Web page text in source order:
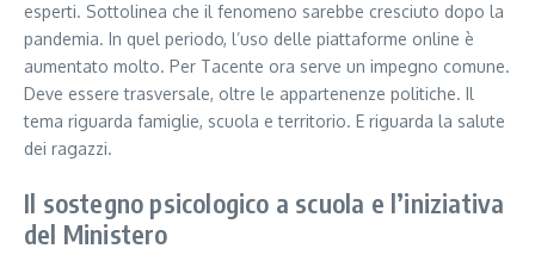
esperti. Sottolinea che il fenomeno sarebbe cresciuto dopo la
pandemia. In quel periodo, l’uso delle piattaforme online è
aumentato molto. Per Tacente ora serve un impegno comune.
Deve essere trasversale, oltre le appartenenze politiche. Il
tema riguarda famiglie, scuola e territorio. E riguarda la salute
dei ragazzi.
Il sostegno psicologico a scuola e l’iniziativa
del Ministero